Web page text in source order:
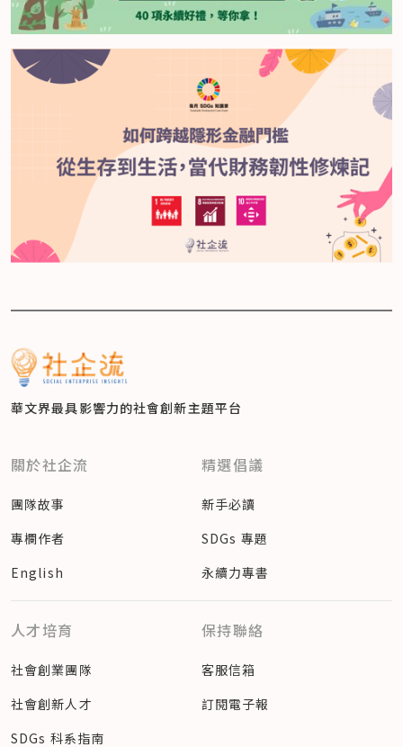
華文界最具影響力的社會創新主題平台
關於社企流
團隊故事
專欄作者
English
精選倡議
新手必讀
SDGs 專題
永續力專書
人才培育
社會創業團隊
社會創新人才
SDGs 科系指南
保持聯絡
客服信箱
訂閱電子報